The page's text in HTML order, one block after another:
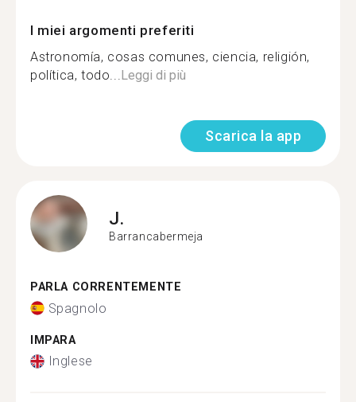
I miei argomenti preferiti
Astronomía, cosas comunes, ciencia, religión,
política, todo...Leggi di più
Scarica la app
J.
Barrancabermeja
PARLA CORRENTEMENTE
Spagnolo
IMPARA
Inglese